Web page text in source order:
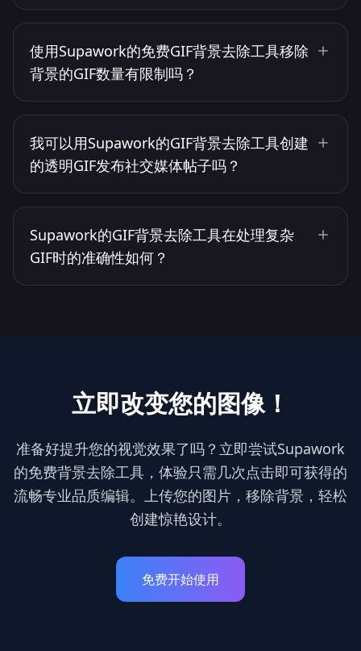
使用Supawork的免费GIF背景去除工具移除
背景的GIF数量有限制吗？
我可以用Supawork的GIF背景去除工具创建
的透明GIF发布社交媒体帖子吗？
Supawork的GIF背景去除工具在处理复杂
GIF时的准确性如何？
立即改变您的图像！
准备好提升您的视觉效果了吗？立即尝试Supawork
的免费背景去除工具，体验只需几次点击即可获得的
流畅专业品质编辑。上传您的图片，移除背景，轻松
创建惊艳设计。
免费开始使用